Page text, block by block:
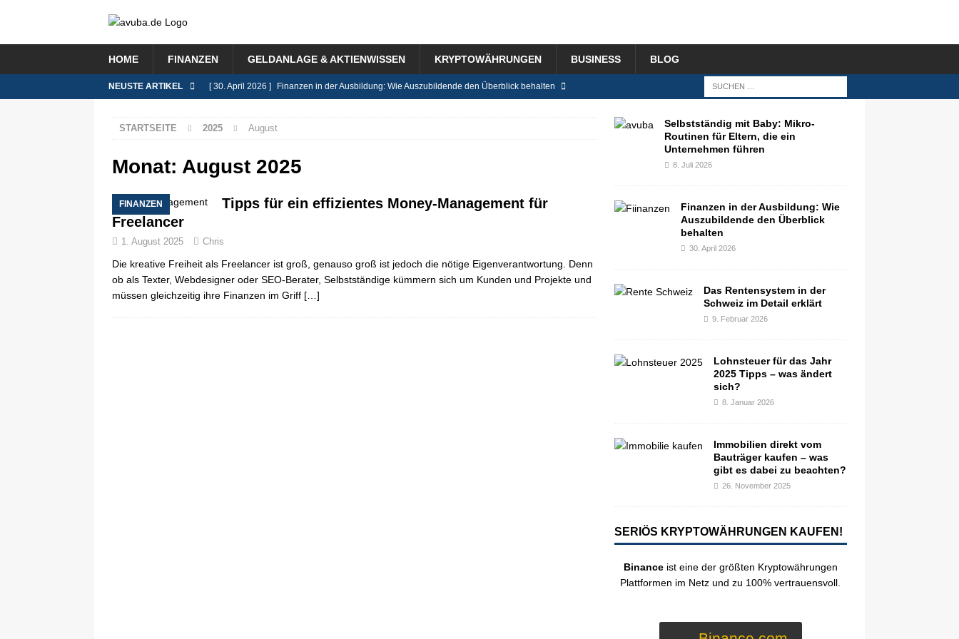
HOME FINANZEN GELDANLAGE & AKTIENWISSEN KRYPTOWÄHRUNGEN BUSINESS BLOG
NEUSTE ARTIKEL [ 30. April 2026 ] Finanzen in der Ausbildung: Wie Auszubildende den Überblick behalten
[ 9. Februar 2026 ]
[ 8. Januar 2026 ] Lohnsteuer für das Jahr 2025 Tipps – was ändert sich?
BLOG
STARTSEITE 2025 August
Monat: August 2025
FINANZEN
Tipps für ein effizientes Money-Management für
Freelancer
1. August 2025 Chris
Die kreative Freiheit als Freelancer ist groß, genauso groß ist jedoch die nötige Eigenverantwortung. Denn
ob als Texter, Webdesigner oder SEO-Berater, Selbstständige kümmern sich um Kunden und Projekte und
müssen gleichzeitig ihre Finanzen im Griff […]
Selbstständig mit Baby: Mikro-
Routinen für Eltern, die ein
Unternehmen führen
8. Juli 2026
Finanzen in der Ausbildung: Wie
Auszubildende den Überblick
behalten
30. April 2026
Das Rentensystem in der
Schweiz im Detail erklärt
9. Februar 2026
Lohnsteuer für das Jahr
2025 Tipps – was ändert
sich?
8. Januar 2026
Immobilien direkt vom
Bauträger kaufen – was
gibt es dabei zu beachten?
26. November 2025
SERIÖS KRYPTOWÄHRUNGEN KAUFEN!
Binanceist eine der größten Kryptowährungen
Plattformen im Netz und zu 100% vertrauensvoll.